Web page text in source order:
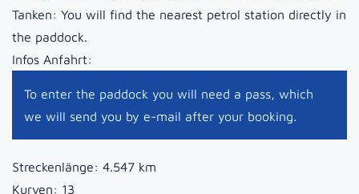
Tanken: You will find the nearest petrol station directly in
the paddock.
Infos Anfahrt:
To enter the paddock you will need a pass, which
we will send you by e-mail after your booking.
Streckenlänge: 4.547 km
Kurven: 13